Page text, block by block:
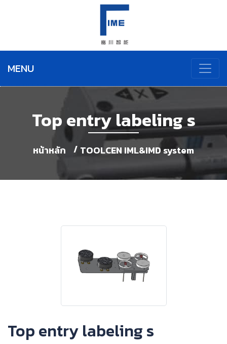
MENU
Top entry labeling s
หน้าหลัก TOOLCEN IML&IMD system
Top entry labeling s